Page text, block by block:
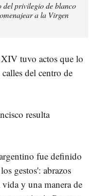
del privilegio de blanco
a la Virgen
tuvo actos que lo
calles del centro de
resulta
fue definido
gestos': abrazos
y una manera de